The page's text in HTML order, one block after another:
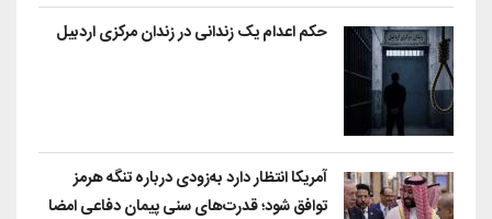
حکم اعدام یک زندانی در زندان مرکزی اردبیل
آمریکا انتظار دارد به‌زودی درباره تنگه هرمز
توافق شود؛ قدرت‌های سنی پیمان دفاعی امضا